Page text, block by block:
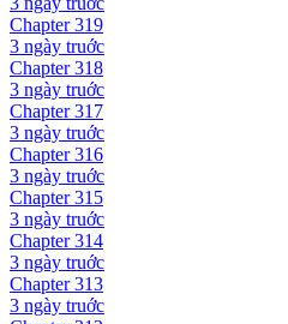
Chapter319
3 ngày truớc
Chapter318
3 ngày truớc
Chapter317
3 ngày truớc
Chapter316
3 ngày truớc
Chapter315
3 ngày truớc
Chapter314
3 ngày truớc
Chapter313
3 ngày truớc